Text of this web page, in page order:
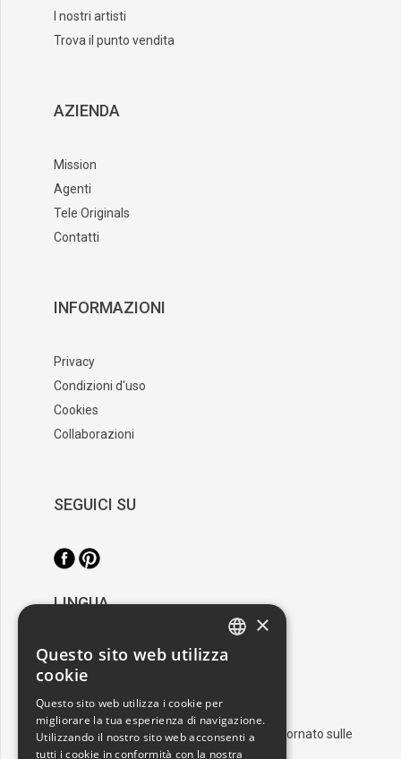
I nostri artisti
Trova il punto vendita
AZIENDA
Mission
Agenti
Tele Originals
Contatti
INFORMAZIONI
Privacy
Condizioni d'uso
Cookies
Collaborazioni
SEGUICI SU
LINGUA
Iscriviti alla nostra newsletter e resta aggiornato sulle
ultime novità nel mondo dell'arte
×
Questo sito web utilizza
cookie
Questo sito web utilizza i cookie per
migliorare la tua esperienza di navigazione.
Utilizzando il nostro sito web acconsenti a
tutti i cookie in conformità con la nostra